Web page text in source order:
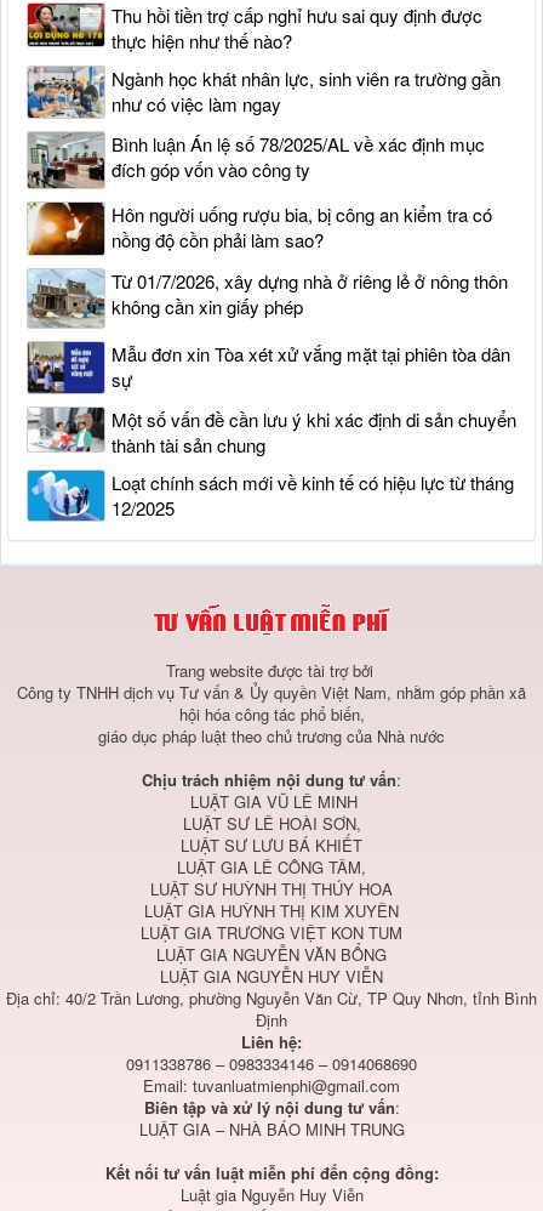
Thu hồi tiền trợ cấp nghỉ hưu sai quy định được
thực hiện như thế nào?
Ngành học khát nhân lực, sinh viên ra trường gần
như có việc làm ngay
Bình luận Án lệ số 78/2025/AL về xác định mục
đích góp vốn vào công ty
Hôn người uống rượu bia, bị công an kiểm tra có
nồng độ cồn phải làm sao?
Từ 01/7/2026, xây dựng nhà ở riêng lẻ ở nông thôn
không cần xin giấy phép
Mẫu đơn xin Tòa xét xử vắng mặt tại phiên tòa dân
sự
Một số vấn đề cần lưu ý khi xác định di sản chuyển
thành tài sản chung
Loạt chính sách mới về kinh tế có hiệu lực từ tháng
12/2025
Trang website được tài trợ bởi
Công ty TNHH dịch vụ Tư vấn & Ủy quyền Việt Nam, nhằm góp phần xã
hội hóa công tác phổ biến,
giáo dục pháp luật theo chủ trương của Nhà nước
Chịu trách nhiệm nội dung tư vấn:
LUẬT GIA VŨ LÊ MINH
LUẬT SƯ LÊ HOÀI SƠN,
LUẬT SƯ LƯU BÁ KHIẾT
LUẬT GIA LÊ CÔNG TÂM,
LUẬT SƯ HUỲNH THỊ THÚY HOA
LUẬT GIA HUỲNH THỊ KIM XUYÊN
LUẬT GIA TRƯƠNG VIỆT KON TUM
LUẬT GIA NGUYỄN VĂN BỔNG
LUẬT GIA NGUYỄN HUY VIỄN
Địa chỉ: 40/2 Trần Lương, phường Nguyễn Văn Cừ, TP Quy Nhơn, tỉnh Bình
Định
Liên hệ:
0911338786 – 0983334146 – 0914068690
Email: tuvanluatmienphi@gmail.com
Biên tập và xử lý nội dung tư vấn:
LUẬT GIA – NHÀ BÁO MINH TRUNG
Kết nối tư vấn luật miễn phí đến cộng đồng:
Luật gia Nguyễn Huy Viễn